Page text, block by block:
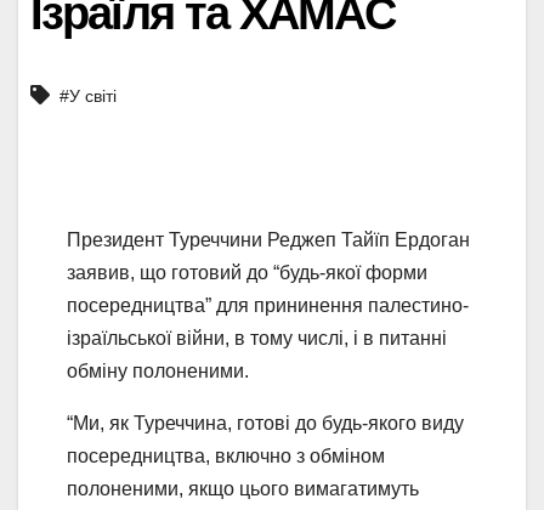
Ізраїля та ХАМАС
#У світі
Президент Туреччини Реджеп Тайїп Ердоган
заявив, що готовий до “будь-якої форми
посередництва” для прининення палестино-
ізраїльської війни, в тому числі, і в питанні
обміну полоненими.
“Ми, як Туреччина, готові до будь-якого виду
посередництва, включно з обміном
полоненими, якщо цього вимагатимуть